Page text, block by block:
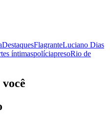
DestaquesFlagranteLuciano Dias
íntimaspolíciapresoRio de